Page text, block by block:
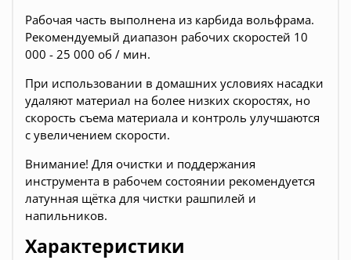
Рабочая часть выполнена из карбида вольфрама.
Рекомендуемый диапазон рабочих скоростей 10
000 - 25 000 об / мин.
При использовании в домашних условиях насадки
удаляют материал на более низких скоростях, но
скорость съема материала и контроль улучшаются
с увеличением скорости.
Внимание! Для очистки и поддержания
инструмента в рабочем состоянии рекомендуется
латунная щётка для чистки рашпилей и
напильников.
Характеристики